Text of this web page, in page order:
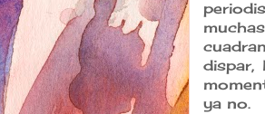
dispar,
ya no.